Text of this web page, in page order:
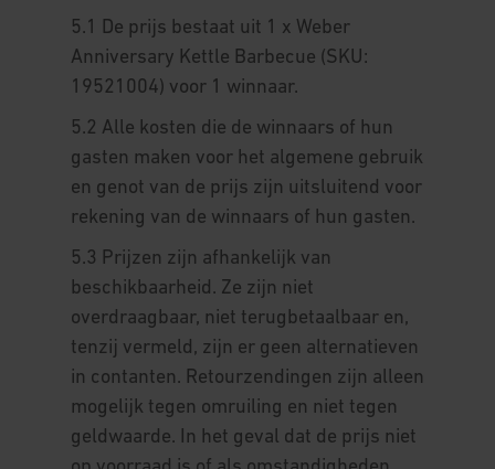
5.1 De prijs bestaat uit 1 x Weber
Anniversary Kettle Barbecue (SKU:
19521004) voor 1 winnaar.
5.2 Alle kosten die de winnaars of hun
gasten maken voor het algemene gebruik
en genot van de prijs zijn uitsluitend voor
rekening van de winnaars of hun gasten.
5.3 Prijzen zijn afhankelijk van
beschikbaarheid. Ze zijn niet
overdraagbaar, niet terugbetaalbaar en,
tenzij vermeld, zijn er geen alternatieven
in contanten. Retourzendingen zijn alleen
mogelijk tegen omruiling en niet tegen
geldwaarde. In het geval dat de prijs niet